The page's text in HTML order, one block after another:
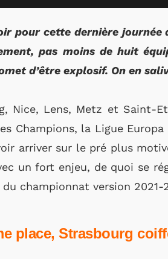
pour cette dernière journée
pas moins de huit
d’être explosif. On en
Nice, Lens, Metz et Saint-
Champions, la Ligue
arriver sur le pré plus
un fort enjeu, de quoi se
championnat version 2021-
place, Strasbourg